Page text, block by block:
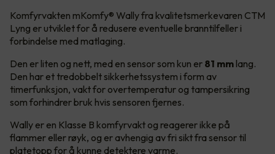
Komfyrvakten mKomfy® Wally fra kvalitetsmerkevaren CTM
Lyng er utviklet for å redusere eventuelle branntilfeller i
forbindelse med matlaging.
Den er liten og nett, med en sensor som kun er 81 mm lang.
Den har et tredobbelt sikkerhetssystem i form av
timerfunksjon, vakt for overtemperatur og tampersikring
som forhindrer bruk hvis sensoren fjernes.
Wally er en Klasse B komfyrvakt og reagerer ikke på
flammer eller røyk, og er avhengig av fri sikt fra sensor til
platetopp for å kunne detektere varme.